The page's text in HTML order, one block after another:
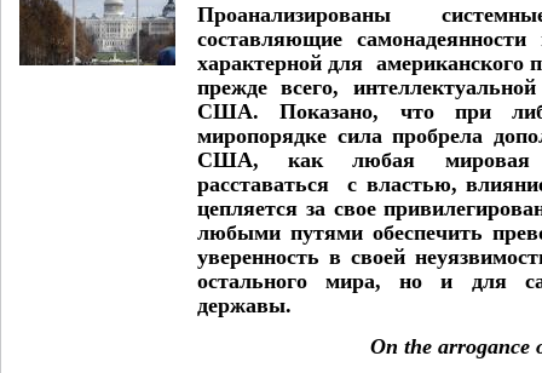
Проанализированы
составляющие
характерной для американского
прежде всего,
США. Показано, что при
миропорядке сила пробрела
США, как любая мировая
расставаться с властью,
цепляется за свое
любыми путями обеспечить
уверенность в своей
остального мира, но и для
державы.
On the arrogance